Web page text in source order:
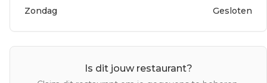
Zondag
Gesloten
Is dit jouw restaurant?